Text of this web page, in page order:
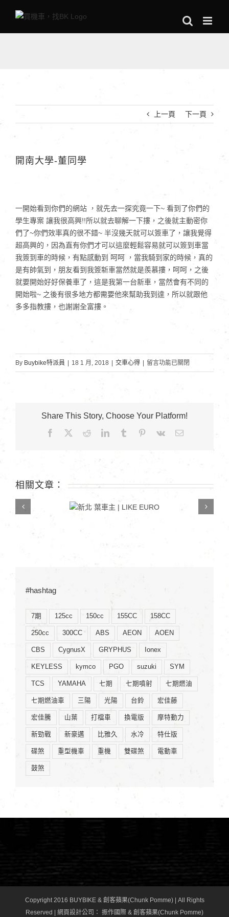
上一頁 下一頁
開南大學-董同學
一開始看到你們的網站 ，就先去一探究竟一下~ 看到了你們的
學生專案 讓我很高興!!所以就去聊解一下摟，之後就主動密你
們了~你們效率真的很不錯~ 半沒幾天就可以簽車了，讓我覺得
超高興的，因為直有你們才可以這麼輕鬆容易就可以簽到車當
我簽到車的時候，有點感動到 呵呵 ，當我騎到家的時候，真的
是有帥氣到，朋友看到我簽新車當然就是羨慕摟，呵呵，之後
就要開始好好保養車了，這是我第一台新車，當然會有不同的
開始啦~ 之後有很多地方都需要他來幫助我到達，所以就跟他
多多指教摟，也謝謝全富摟。
By Buybike特派員 18 1 月, 2018 交車心得
在
留言功能已關閉
Share This Story, Choose Your Platform!
Facebook RedditLinkedInTumblr Pinterest
Vk Email:
相關文章：
新北 葉車主 | LIKE
#hashtag
7期 125cc 150cc 155CC 158CC
250cc 300CC ABS AEON AOEN
CBS CygnusX GRYPHUS Ionex
KEYLESS kymco PGO suzuki SYM
TCS YAMAHA 七期 七期噴射 七期燃油
七期燃油車 三陽 光陽 台鈴 宏佳藤
宏佳騰 山葉 打檔車 換電版 摩特動力
新勁戰 新豪邁 比雅久 水冷 特仕版
碟煞 重型機車 重機 雙碟煞 電動車
鼓煞
Copyright 2016 BUYBIKE & 創客蘋果(Chunk Pomme) | All Rights
Reserved | 網頁設計公司 ： 振作國際 & 創客蘋果(Chunk Pomme)